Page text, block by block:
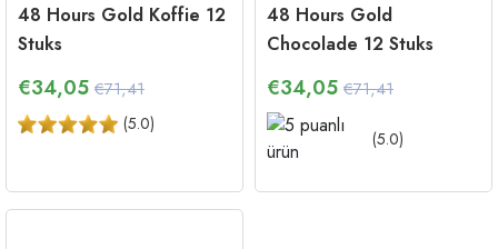
48 Hours Gold Koffie 12
Stuks
€34,05 €71,41
(5.0)
48 Hours Gold
Chocolade 12 Stuks
€34,05 €71,41
(5.0)